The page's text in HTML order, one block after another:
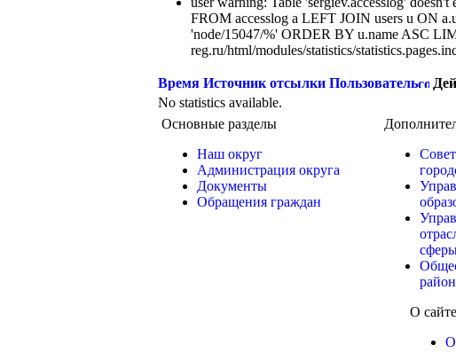
FROM accesslog a LEFT JOIN users u ON
'node/15047/%' ORDER BY u.name ASC
reg.ru/html/modules/statistics/
Время Источник отсылки Пользователь
No statistics available.
Основные разделы
Наш округ
Администрация округа
Документы
Обращения граждан
О сайте